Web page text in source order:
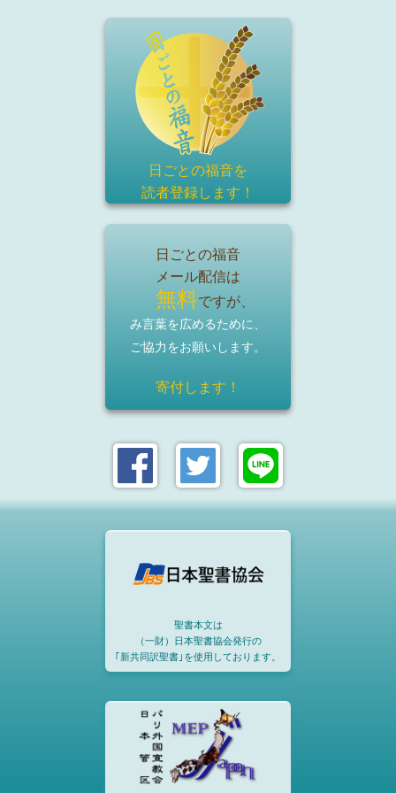
日ごとの福音を
読者登録します！
日ごとの福音
メール配信は
無料ですが、
み言葉を広めるために、
ご協力をお願いします。
寄付します！
聖書本文は
（一財）日本聖書協会発行の
｢新共同訳聖書｣を使用しております。